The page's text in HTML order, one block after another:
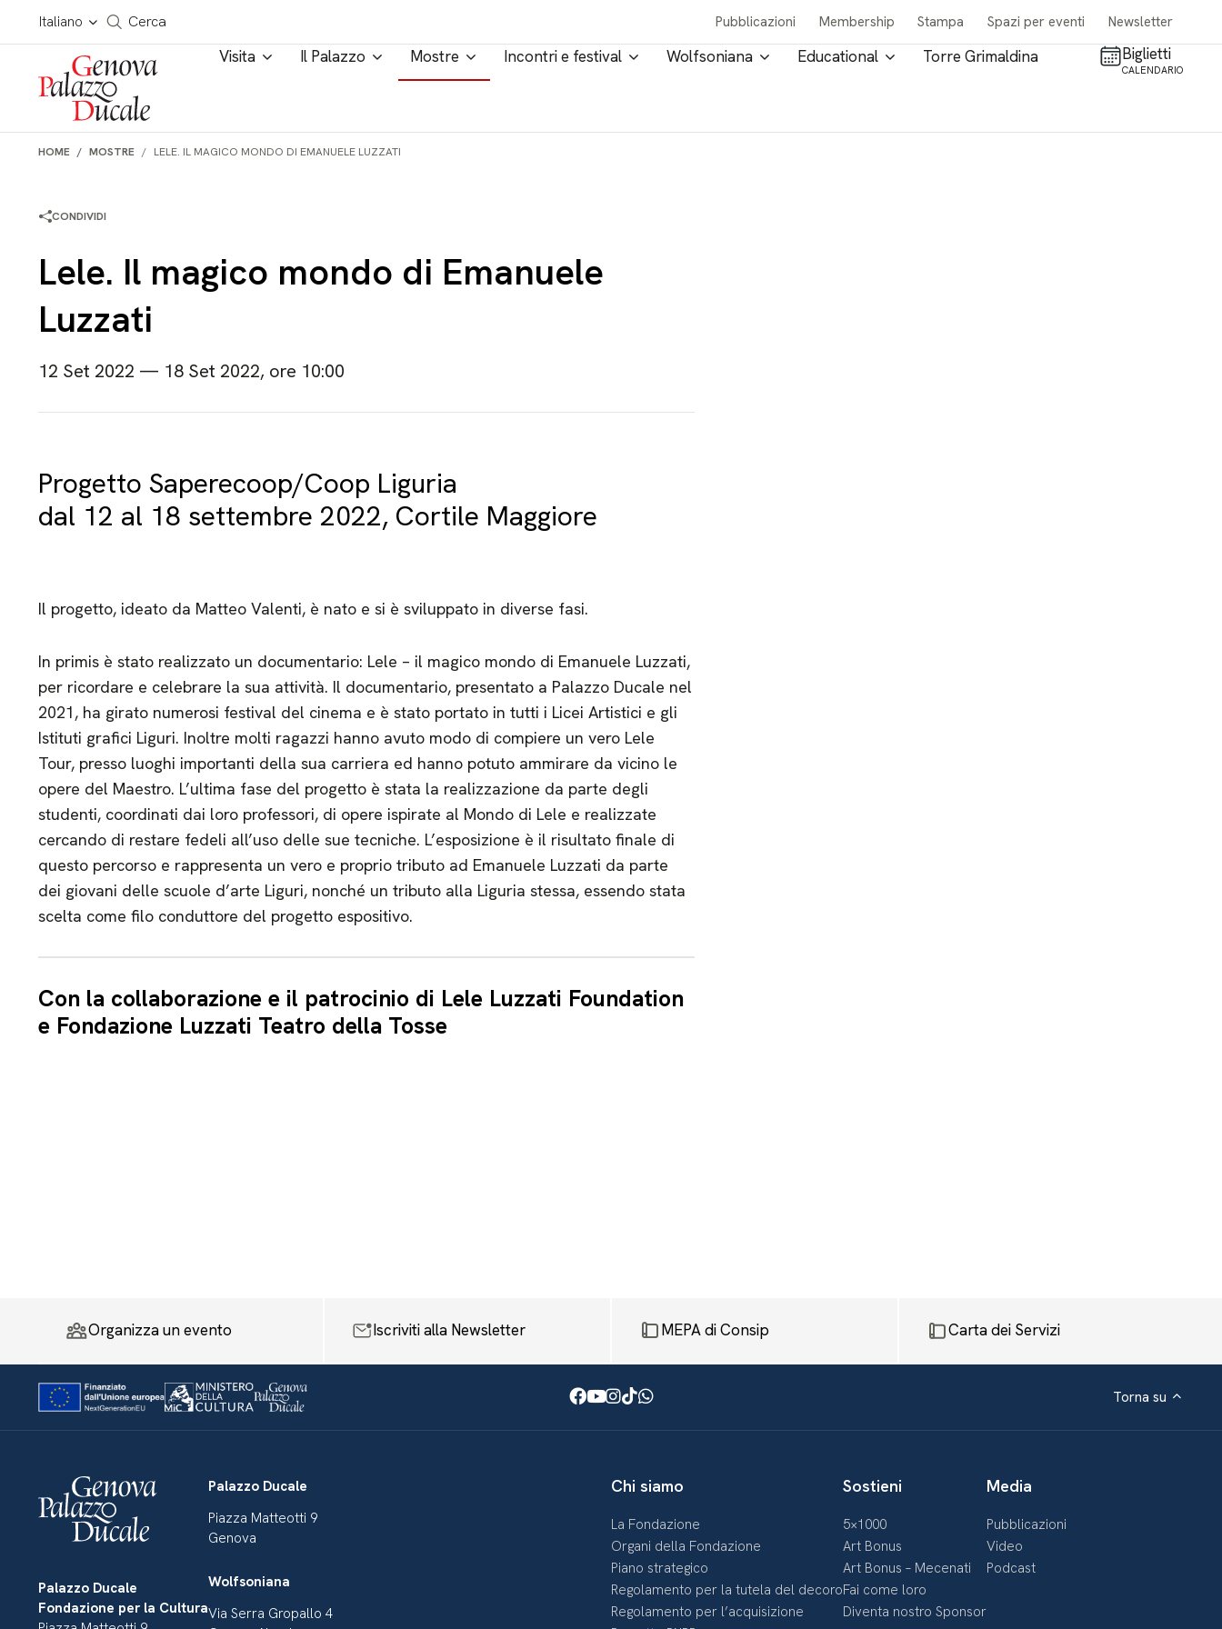
Salta al contenuto
Italiano
Cerca in tutto il sito
Cerca Pubblicazioni Membership Stampa Spazi per eventi Newsletter
Visita Il Palazzo Mostre Incontri e festival Wolfsoniana Educational Torre Grimaldina Biglietti
CALENDARIO
HOME MOSTRE LELE. IL MAGICO MONDO DI EMANUELE LUZZATI
CONDIVIDI
Lele. Il magico mondo di Emanuele
Luzzati
12 Set 2022 — 18 Set 2022, ore 10:00
Progetto Saperecoop/Coop Liguria
dal 12 al 18 settembre 2022, Cortile Maggiore
Il progetto, ideato da Matteo Valenti, è nato e si è sviluppato in diverse fasi.
In primis è stato realizzato un documentario: Lele – il magico mondo di Emanuele Luzzati,
per ricordare e celebrare la sua attività. Il documentario, presentato a Palazzo Ducale nel
2021, ha girato numerosi festival del cinema e è stato portato in tutti i Licei Artistici e gli
Istituti grafici Liguri. Inoltre molti ragazzi hanno avuto modo di compiere un vero Lele
Tour, presso luoghi importanti della sua carriera ed hanno potuto ammirare da vicino le
opere del Maestro. L’ultima fase del progetto è stata la realizzazione da parte degli
studenti, coordinati dai loro professori, di opere ispirate al Mondo di Lele e realizzate
cercando di restare fedeli all’uso delle sue tecniche. L’esposizione è il risultato finale di
questo percorso e rappresenta un vero e proprio tributo ad Emanuele Luzzati da parte
dei giovani delle scuole d’arte Liguri, nonché un tributo alla Liguria stessa, essendo stata
scelta come filo conduttore del progetto espositivo.
Con la collaborazione e il patrocinio di Lele Luzzati Foundation
e Fondazione Luzzati Teatro della Tosse
Organizza un evento Iscriviti alla Newsletter MEPA di Consip Carta dei Servizi
Facebook
Youtube
Instagram
TikTok
WhatsApp Torna su
Palazzo Ducale
Fondazione per la Cultura
Palazzo Ducale
Piazza Matteotti 9
Genova
Wolfsoniana
Via Serra Gropallo 4
Chi siamo
La Fondazione
Organi della Fondazione
Piano strategico
Regolamento per la tutela del decoro
Regolamento per l’acquisizione
Sostieni
5×1000
Art Bonus
Art Bonus – Mecenati
Fai come loro
Diventa nostro Sponsor
Media
Pubblicazioni
Video
Podcast